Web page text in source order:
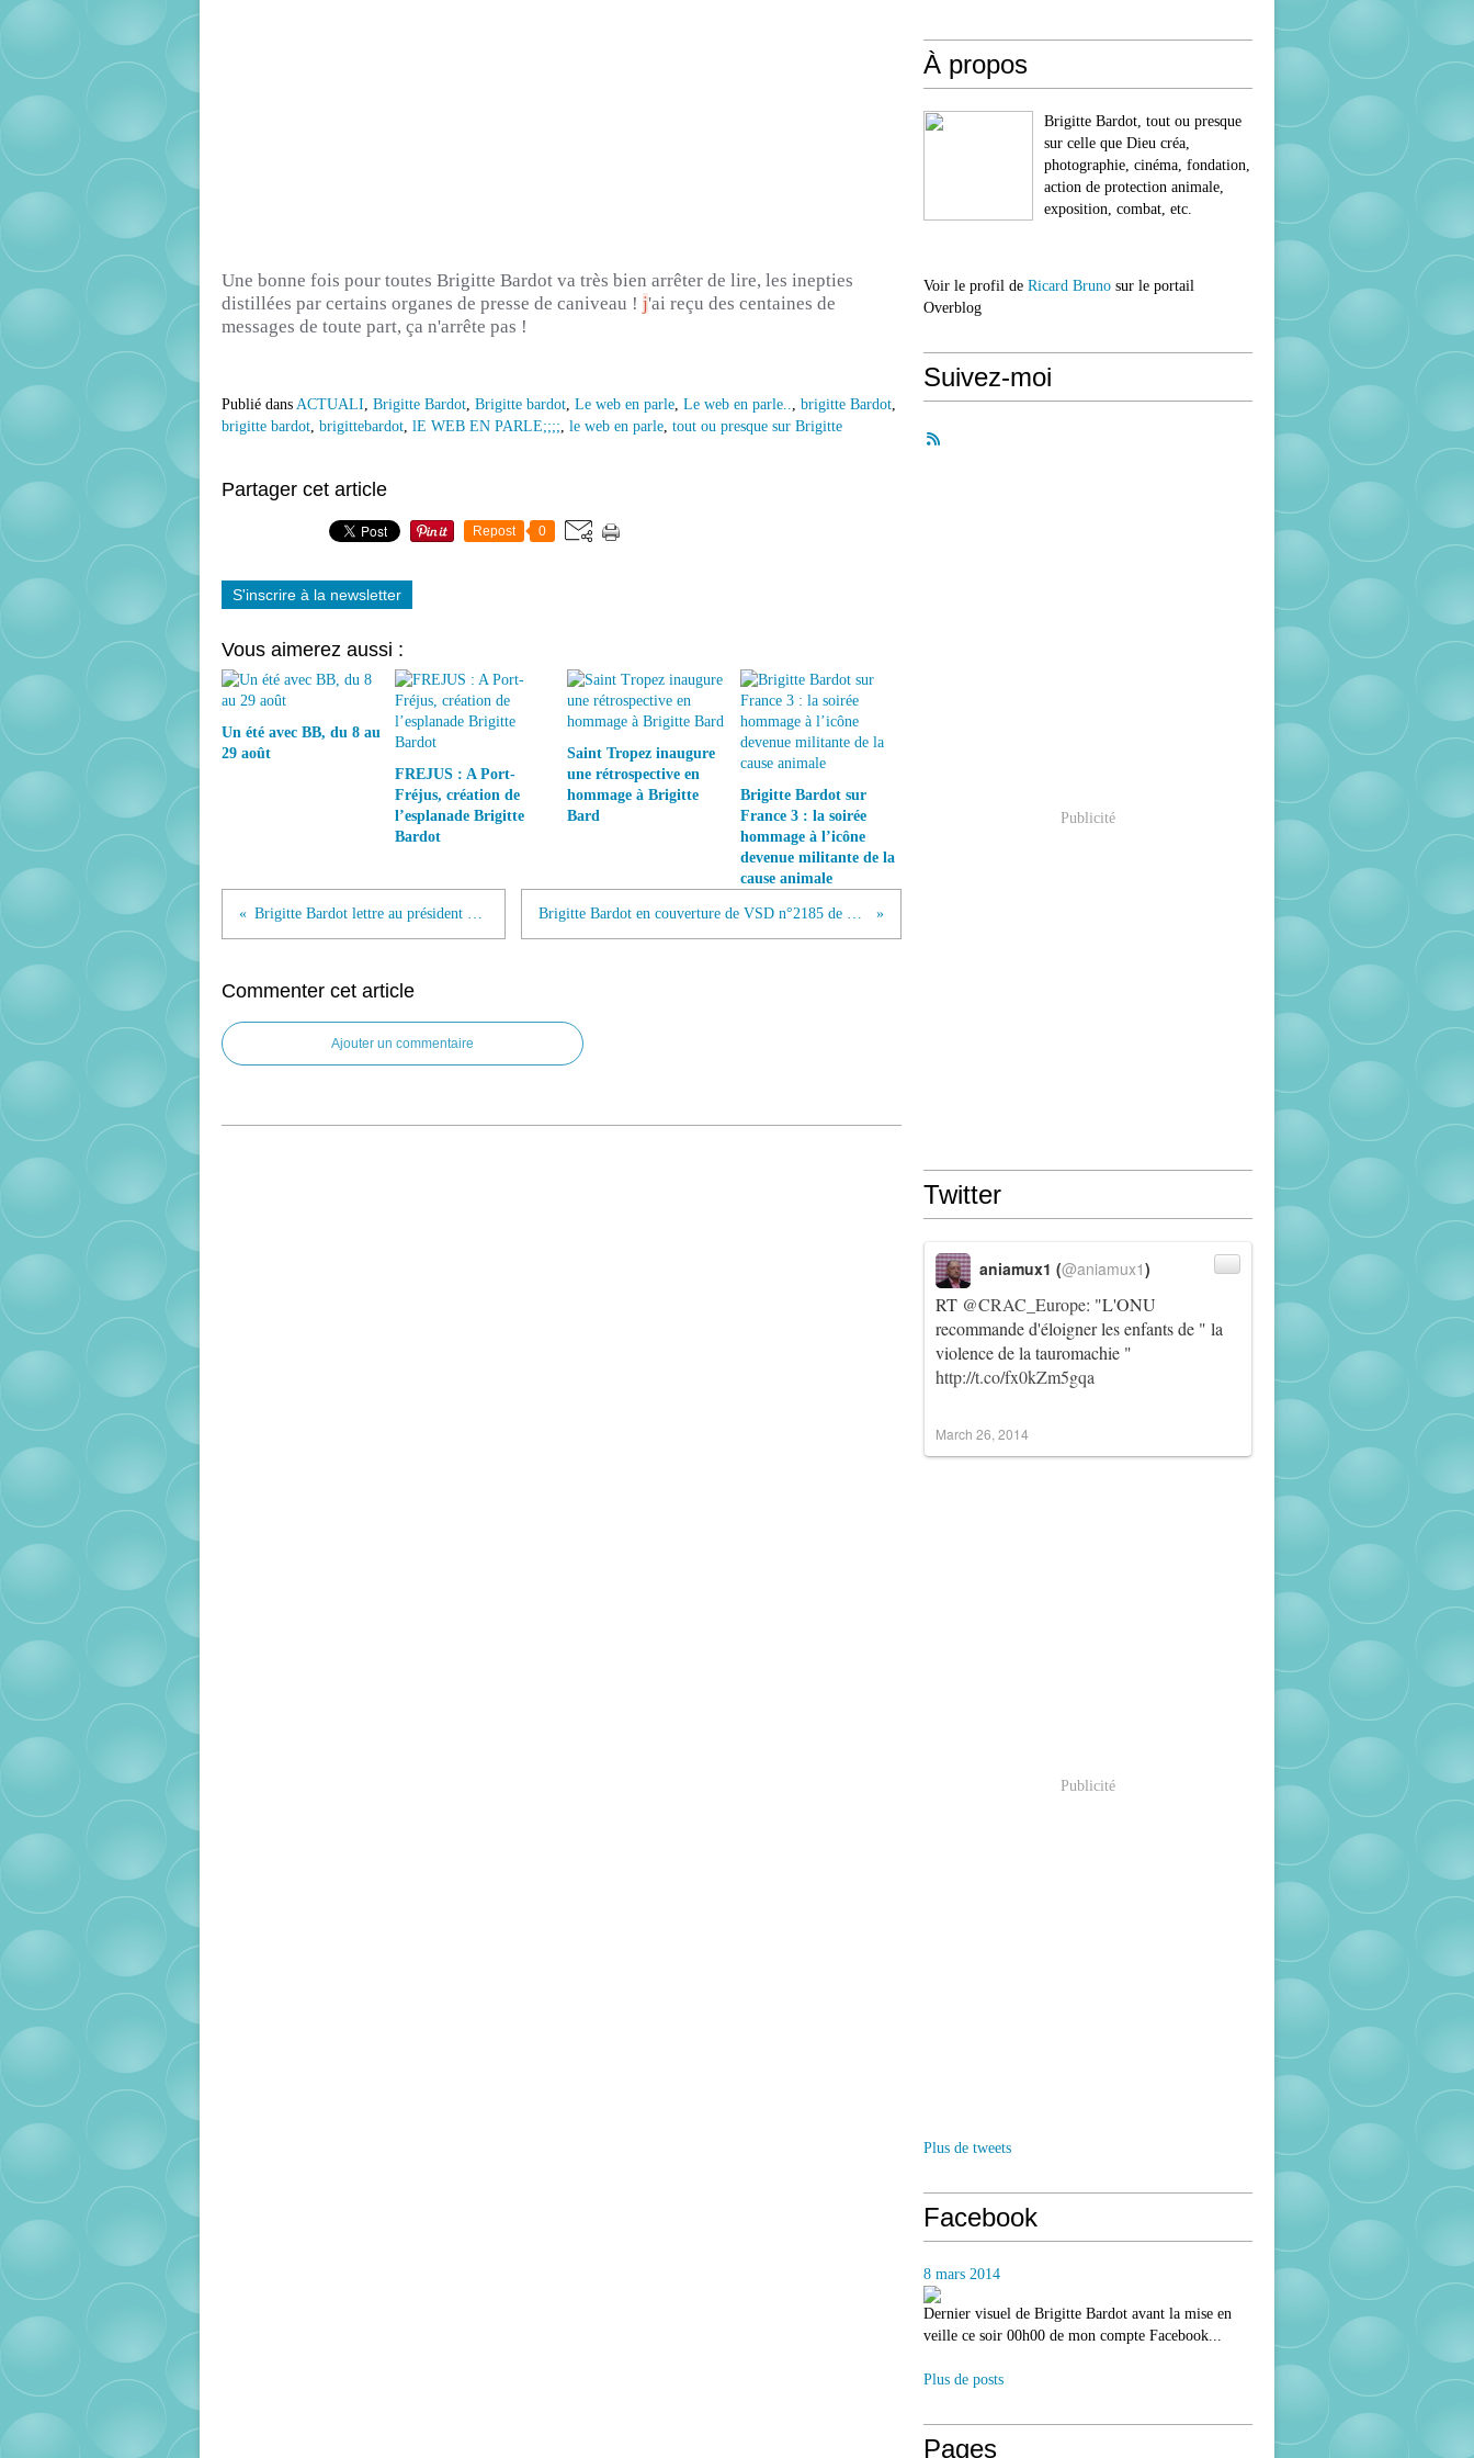
Une bonne fois pour toutes Brigitte Bardot va très bien arrêter de lire, les inepties
distillées par certains organes de presse de caniveau ! j'ai reçu des centaines de
messages de toute part, ça n'arrête pas !
Publié dans ACTUALI, Brigitte Bardot, Brigitte bardot, Le web en parle, Le web en parle.., brigitte Bardot,
brigitte bardot, brigittebardot, lE WEB EN PARLE;;;;, le web en parle, tout ou presque sur Brigitte
Partager cet article
Repost 0
S'inscrire à la newsletter
Vous aimerez aussi :
Un été avec BB, du 8 au
29 août
FREJUS : A Port-
Fréjus, création de
l’esplanade Brigitte
Bardot
Saint Tropez inaugure
une rétrospective en
hommage à Brigitte
Bard
Brigitte Bardot sur
France 3 : la soirée
hommage à l’icône
devenue militante de la
cause animale
Brigitte Bardot lettre au président Macron Brigitte Bardot en couverture de VSD n°2185 de mai 2023
Commenter cet article
Ajouter un commentaire
À propos
Brigitte Bardot, tout ou presque
sur celle que Dieu créa,
photographie, cinéma, fondation,
action de protection animale,
exposition, combat, etc.
Voir le profil de Ricard Bruno sur le portail
Overblog
Suivez-moi
Publicité
Twitter
RT @CRAC_Europe: "L'ONU
recommande d'éloigner les enfants de " la
violence de la tauromachie "
http://t.co/fx0kZm5gqa
aniamux1 (@aniamux1)
March 26, 2014
Publicité
Plus de tweets
Facebook
8 mars 2014
Dernier visuel de Brigitte Bardot avant la mise en
veille ce soir 00h00 de mon compte Facebook...
Plus de posts
Pages